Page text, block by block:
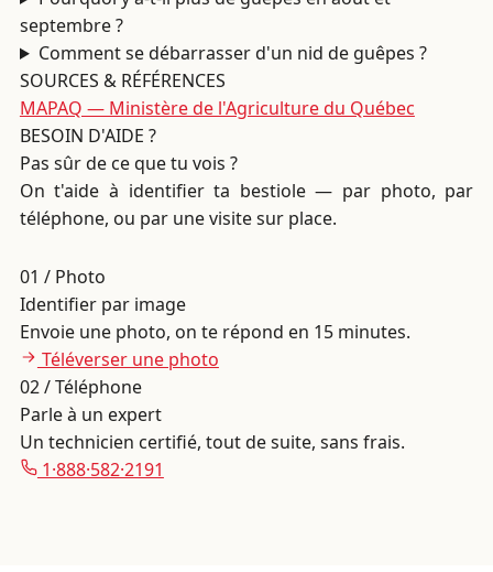
septembre ?
Comment se débarrasser d'un nid de guêpes ?
SOURCES & RÉFÉRENCES
MAPAQ — Ministère de l'Agriculture du Québec
BESOIN D'AIDE ?
Pas sûr de ce que tu vois ?
On t'aide à identifier ta bestiole — par photo, par
téléphone, ou par une visite sur place.
01 / Photo
Identifier par image
Envoie une photo, on te répond en 15 minutes.
Téléverser une photo
02 / Téléphone
Parle à un expert
Un technicien certifié, tout de suite, sans frais.
1·888·582·2191